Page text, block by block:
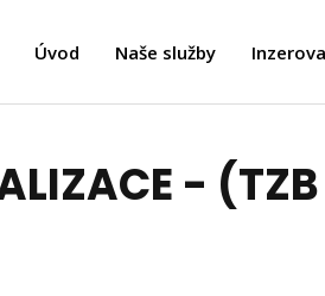
Úvod Naše služby
-